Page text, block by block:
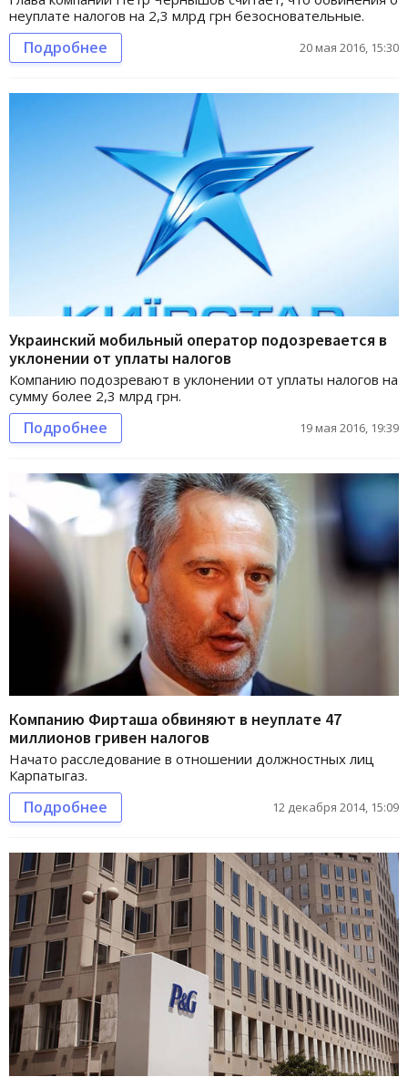
неуплате налогов на 2,3 млрд грн безосновательные.
Подробнее 20 мая 2016, 15:30
Украинский мобильный оператор подозревается в
уклонении от уплаты налогов
Компанию подозревают в уклонении от уплаты налогов на
сумму более 2,3 млрд грн.
Подробнее 19 мая 2016, 19:39
Компанию Фирташа обвиняют в неуплате 47
миллионов гривен налогов
Начато расследование в отношении должностных лиц
Карпатыгаз.
Подробнее 12 декабря 2014, 15:09